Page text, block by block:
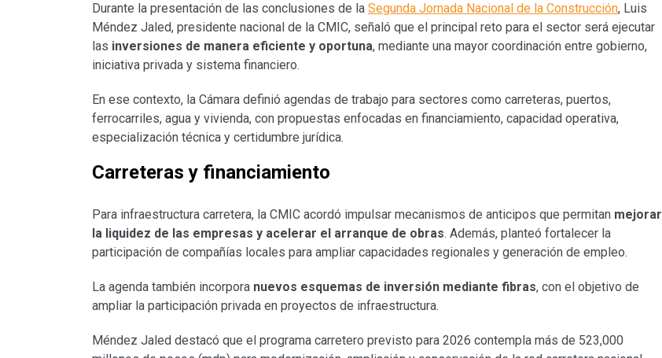
Durante la presentación de las conclusiones de la Segunda Jornada Nacional de la Construcción, Luis
Méndez Jaled, presidente nacional de la CMIC, señaló que el principal reto para el sector será ejecutar
las inversiones de manera eficiente y oportuna, mediante una mayor coordinación entre gobierno,
iniciativa privada y sistema financiero.
En ese contexto, la Cámara definió agendas de trabajo para sectores como carreteras, puertos,
ferrocarriles, agua y vivienda, con propuestas enfocadas en financiamiento, capacidad operativa,
especialización técnica y certidumbre jurídica.
Carreteras y financiamiento
Para infraestructura carretera, la CMIC acordó impulsar mecanismos de anticipos que permitan mejorar
la liquidez de las empresas y acelerar el arranque de obras. Además, planteó fortalecer la
participación de compañías locales para ampliar capacidades regionales y generación de empleo.
La agenda también incorpora nuevos esquemas de inversión mediante fibras, con el objetivo de
ampliar la participación privada en proyectos de infraestructura.
Méndez Jaled destacó que el programa carretero previsto para 2026 contempla más de 523,000